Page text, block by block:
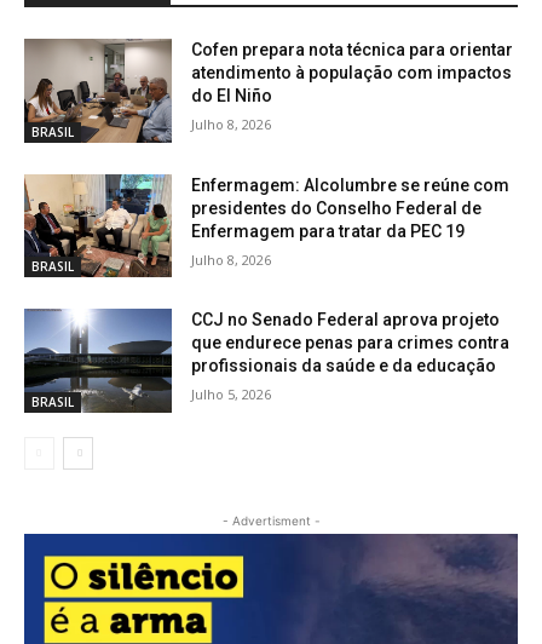
BRASIL
Cofen prepara nota técnica para orientar
atendimento à população com impactos
do El Niño
Julho 8, 2026
BRASIL
Enfermagem: Alcolumbre se reúne com
presidentes do Conselho Federal de
Enfermagem para tratar da PEC 19
Julho 8, 2026
BRASIL
CCJ no Senado Federal aprova projeto
que endurece penas para crimes contra
profissionais da saúde e da educação
Julho 5, 2026
- Advertisment -